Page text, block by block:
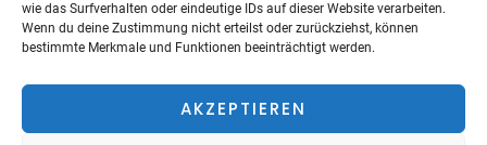
wie das Surfverhalten oder eindeutige IDs auf dieser Website verarbeiten.
Wenn du deine Zustimmung nicht erteilst oder zurückziehst, können
bestimmte Merkmale und Funktionen beeinträchtigt werden.
AKZEPTIEREN
Menü